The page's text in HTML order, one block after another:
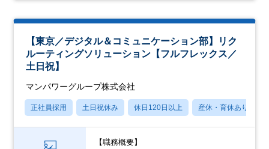
【東京／デジタル＆コミュニケーション部】リク
ルーティングソリューション【フルフレックス／
土日祝】
マンパワーグループ株式会社
正社員採用 土日祝休み 休日120日以上 産休・育休あり
【職務概要】